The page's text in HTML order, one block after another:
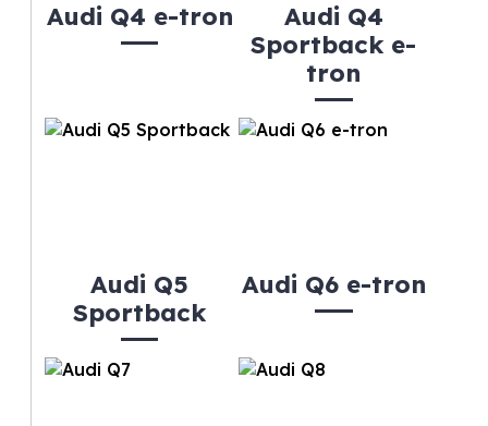
Audi Q4 e-tron
Audi Q4
Sportback e-
tron
Audi Q5
Sportback
Audi Q6 e-tron